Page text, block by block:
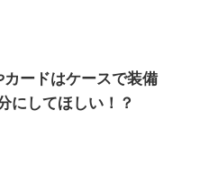
カードはケースで装備
にしてほしい！？